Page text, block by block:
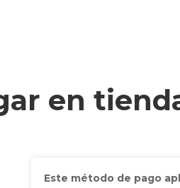
en
Este método de pago